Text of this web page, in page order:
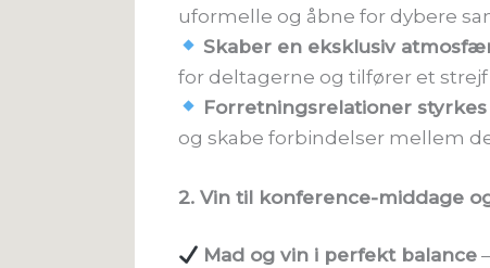
uformelle og åbne for dybere
Skaber en eksklusiv
for deltagerne og tilfører et strejf
Forretningsrelationer styrkes
og skabe forbindelser mellem
2. Vin til konference-middage
Mad og vin i perfekt balance